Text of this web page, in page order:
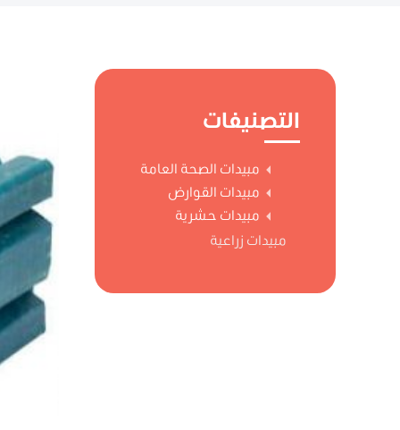
التصنيفات
مبيدات الصحة العامة
مبيدات القوارض
مبيدات حشرية
مبيدات زراعية